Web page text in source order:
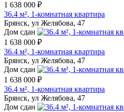
1 638 000 ₽
36.4 м², 1-комнатная квартира
Брянск, ул Желябова, 47
Дом сдан
1 638 000 ₽
36.4 м², 1-комнатная квартира
Брянск, ул Желябова, 47
Дом сдан
1 638 000 ₽
36.4 м², 1-комнатная квартира
Брянск, ул Желябова, 47
Дом сдан